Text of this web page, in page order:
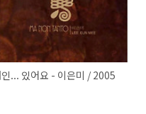
... 있어요 - 이은미 / 2005